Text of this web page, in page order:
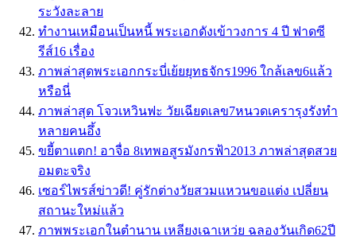
ระวังละลาย
ทำงานเหมือนเป็นหนี้ พระเอกดังเข้าวงการ 4 ปี ฟาดซี
รีส์16 เรื่อง
ภาพล่าสุดพระเอกกระบี่เย้ยยุทธจักร1996 ใกล้เลข6แล้ว
หรือนี่
ภาพล่าสุด โจวเหวินฟะ วัยเฉียดเลข7หนวดเครารุงรังทำ
หลายคนอึ้ง
ขยี้ตาแตก! อาจื่อ 8เทพอสูรมังกรฟ้า2013 ภาพล่าสุดสวย
อมตะจริง
เซอร์ไพรส์ข่าวดี! คู่รักต่างวัยสวมแหวนขอแต่ง เปลี่ยน
สถานะใหม่แล้ว
ภาพพระเอกในตำนาน เหลียงเฉาเหว่ย ฉลองวันเกิด62ปี